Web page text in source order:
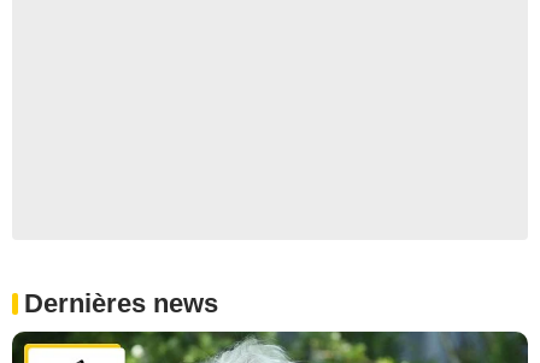
Dernières news